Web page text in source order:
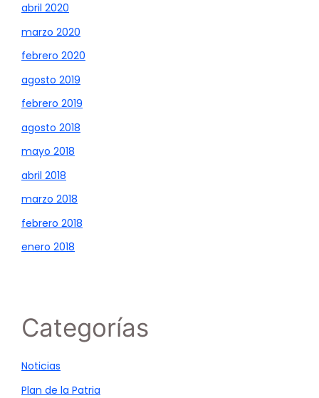
abril 2020
marzo 2020
febrero 2020
agosto 2019
febrero 2019
agosto 2018
mayo 2018
abril 2018
marzo 2018
febrero 2018
enero 2018
Categorías
Noticias
Plan de la Patria